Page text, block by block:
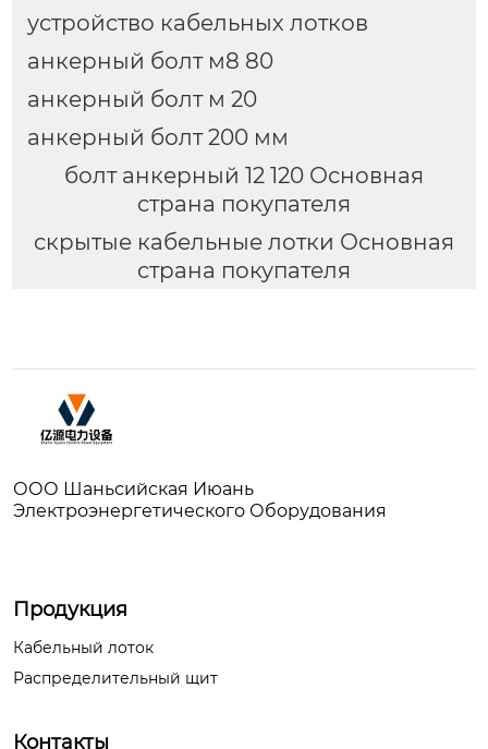
устройство кабельных лотков
анкерный болт м8 80
анкерный болт м 20
анкерный болт 200 мм
болт анкерный 12 120 Основная
страна покупателя
скрытые кабельные лотки Основная
страна покупателя
ООО Шаньсийская Июань
Электроэнергетического Оборудования
Продукция
Кабельный лоток
Распределительный щит
Контакты